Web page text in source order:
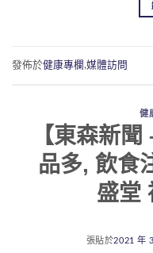
發佈於健康專欄 ,媒體訪問
健
【東森新
品多, 飲食
盛堂
張貼於2021 年